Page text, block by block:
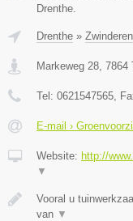
Drenthe.
Drenthe » Zwinderen
Markeweg 28 7864
Tel: 0621547565 ,
E-mail ›
Website: http://
▼
Vooral u
van ▼